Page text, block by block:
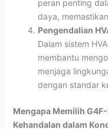
peran penting
daya,
Pengendalian
Dalam sistem
membantu
menjaga
dengan standar
Mengapa Memilih G4F-
Kehandalan dalam